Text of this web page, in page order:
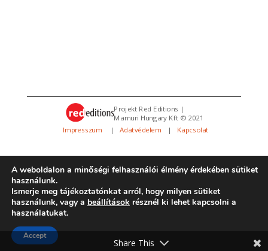
Projekt Red Editions |
Mamuri Hungary Kft © 2021
Impresszum
| Adatvédelem | Kapcsolat
Minden jog fenntartva. Az oldalt üzemelteti a
Design:REMOT
A weboldalon a minőségi felhasználói élmény érdekében sütiket
használunk.
Ismerje meg tájékoztatónkat arról, hogy milyen sütiket
használunk, vagy a beállítások résznél ki lehet kapcsolni a
használatukat.
Accept
Share This